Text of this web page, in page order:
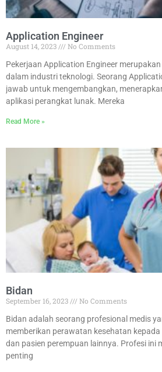
Application Engineer
August 14, 2023
No Comments
Pekerjaan Application Engineer
dalam industri teknologi. Seorang
jawab untuk mengembangkan,
aplikasi perangkat lunak. Mereka
Read More »
Bidan
September 16, 2023
No Comments
Bidan adalah seorang profesional medis
memberikan perawatan kesehatan
dan pasien perempuan lainnya. Profesi ini
penting